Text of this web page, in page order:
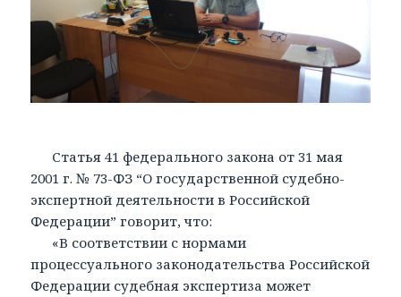
Статья 41 федерального закона от 31 мая
2001 г. № 73-ФЗ “О государственной судебно-
экспертной деятельности в Российской
Федерации” говорит, что:
«В соответствии с нормами
процессуального законодательства Российской
Федерации судебная экспертиза может